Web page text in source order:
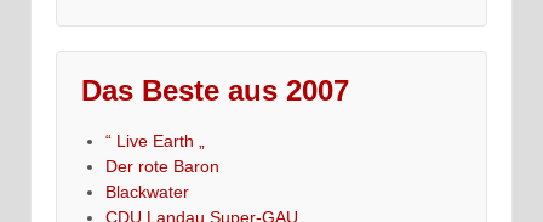
Das Beste aus 2007
“ Live Earth „
Der rote Baron
Blackwater
CDU Landau,Super-GAU